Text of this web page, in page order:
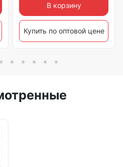
В корзину
Купить по оптовой цене